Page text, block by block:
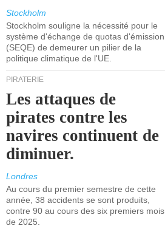
Stockholm
Stockholm souligne la nécessité pour le
système d'échange de quotas d'émission
(SEQE) de demeurer un pilier de la
politique climatique de l'UE.
PIRATERIE
Les attaques de
pirates contre les
navires continuent de
diminuer.
Londres
Au cours du premier semestre de cette
année, 38 accidents se sont produits,
contre 90 au cours des six premiers mois
de 2025.